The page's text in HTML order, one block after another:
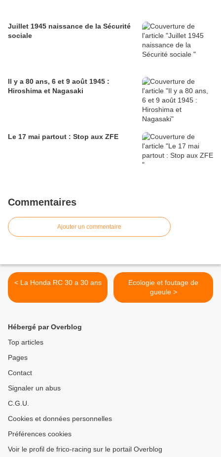
Juillet 1945 naissance de la Sécurité
sociale
Il y a 80 ans, 6 et 9 août 1945 :
Hiroshima et Nagasaki
Le 17 mai partout : Stop aux ZFE
Commentaires
Ajouter un commentaire
< La Honda RC 30 a 30 ans
Ecologie et foutage de
gueule >
Hébergé par Overblog
Top articles
Pages
Contact
Signaler un abus
C.G.U.
Cookies et données personnelles
Préférences cookies
Voir le profil de frico-racing sur le portail Overblog